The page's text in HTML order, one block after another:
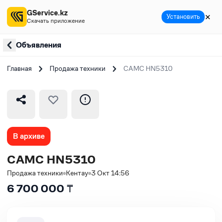
Объявления
Главная Продажа техники CAMC HN5310
В архиве
CAMC HN5310
Продажа техники Кентау 3 Окт 14:56
6 700 000 ₸
GService.kz
Скачать приложение Установить ✕